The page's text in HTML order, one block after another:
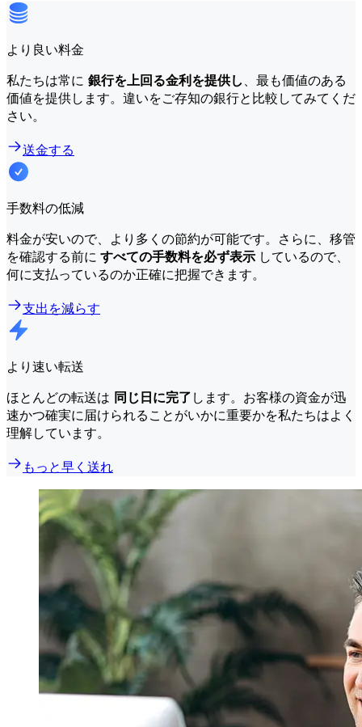
より良い料金
私たちは常に 銀行を上回る金利を提供し 、最も価値のある
価値を提供します。違いをご存知の銀行と比較してみてくだ
さい。
送金する
手数料の低減
料金が安いので、より多くの節約が可能です。さらに、移管
を確認する前に すべての手数料を必ず表示 しているので、
何に支払っているのか正確に把握できます。
支出を減らす
より速い転送
ほとんどの転送は 同じ日に完了 します。お客様の資金が迅
速かつ確実に届けられることがいかに重要かを私たちはよく
理解しています。
もっと早く送れ